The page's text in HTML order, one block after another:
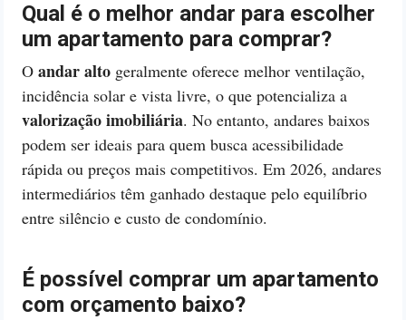
Qual é o melhor andar para escolher
um apartamento para comprar?
O andar alto geralmente oferece melhor ventilação,
incidência solar e vista livre, o que potencializa a
valorização imobiliária. No entanto, andares baixos
podem ser ideais para quem busca acessibilidade
rápida ou preços mais competitivos. Em 2026, andares
intermediários têm ganhado destaque pelo equilíbrio
entre silêncio e custo de condomínio.
É possível comprar um apartamento
com orçamento baixo?